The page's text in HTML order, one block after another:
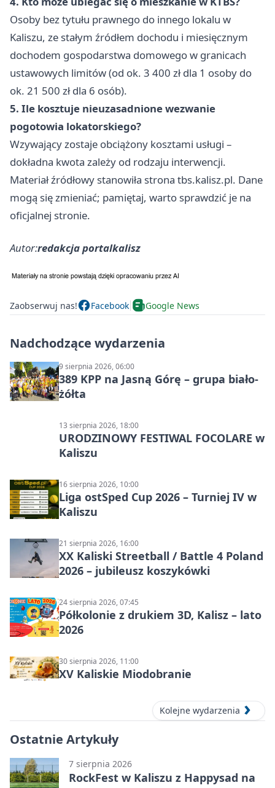
Osoby bez tytułu prawnego do innego lokalu w
Kaliszu, ze stałym źródłem dochodu i miesięcznym
dochodem gospodarstwa domowego w granicach
ustawowych limitów (od ok. 3 400 zł dla 1 osoby do
ok. 21 500 zł dla 6 osób).
5. Ile kosztuje nieuzasadnione wezwanie
pogotowia lokatorskiego?
Wzywający zostaje obciążony kosztami usługi –
dokładna kwota zależy od rodzaju interwencji.
Materiał źródłowy stanowiła strona tbs.kalisz.pl. Dane
mogą się zmieniać; pamiętaj, warto sprawdzić je na
oficjalnej stronie.
Autor:redakcja portalkalisz
Zaobserwuj nas! Facebook Google News
Nadchodzące wydarzenia
9 sierpnia 2026, 06:00
389 KPP na Jasną Górę – grupa biało-
żółta
13 sierpnia 2026, 18:00
URODZINOWY FESTIWAL FOCOLARE w
Kaliszu
16 sierpnia 2026, 10:00
Liga ostSped Cup 2026 – Turniej IV w
Kaliszu
21 sierpnia 2026, 16:00
XX Kaliski Streetball / Battle 4 Poland
2026 – jubileusz koszykówki
24 sierpnia 2026, 07:45
Półkolonie z drukiem 3D, Kalisz – lato
2026
30 sierpnia 2026, 11:00
XV Kaliskie Miodobranie
Kolejne wydarzenia
Ostatnie Artykuły
7 sierpnia 2026
RockFest w Kaliszu z Happysad na